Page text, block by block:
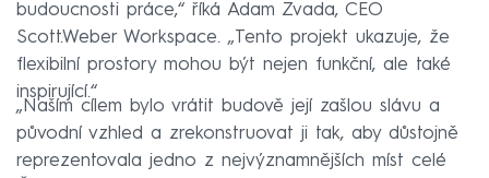
budoucnosti práce,“ říká Adam Zvada, CEO
Scott.Weber Workspace. „Tento projekt ukazuje, že
flexibilní prostory mohou být nejen funkční, ale také
inspirující.“
„Naším cílem bylo vrátit budově její zašlou slávu a
původní vzhled a zrekonstruovat ji tak, aby důstojně
reprezentovala jedno z nejvýznamnějších míst celé